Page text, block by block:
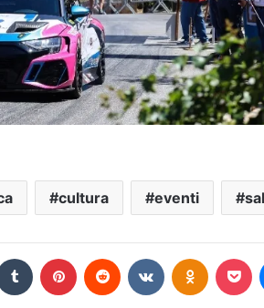
cultura eventi
Tumblr Pinterest Reddit VKontakte